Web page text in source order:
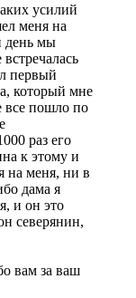
усилий
меня на
день мы
первый
который мне
все пошло по
раз его
к этому и
на меня, ни в
дама я
и он это
северянин,
вам за ваш